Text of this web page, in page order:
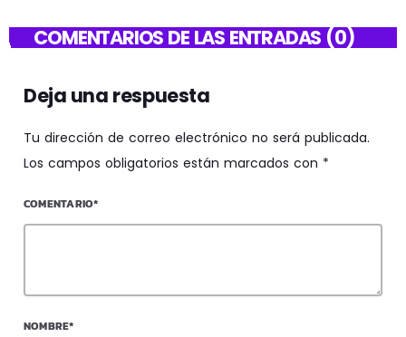
COMENTARIOS DE LAS ENTRADAS (0)
Deja una respuesta
Tu dirección de correo electrónico no será publicada.
Los campos obligatorios están marcados con *
COMENTARIO*
NOMBRE*